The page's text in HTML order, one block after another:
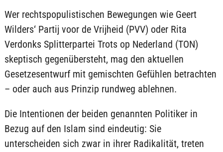
Wer rechtspopulistischen Bewegungen wie Geert
Wilders‘ Partij voor de Vrijheid (PVV) oder Rita
Verdonks Splitterpartei Trots op Nederland (TON)
skeptisch gegenübersteht, mag den aktuellen
Gesetzesentwurf mit gemischten Gefühlen betrachten
– oder auch aus Prinzip rundweg ablehnen.
Die Intentionen der beiden genannten Politiker in
Bezug auf den Islam sind eindeutig: Sie
unterscheiden sich zwar in ihrer Radikalität, treten